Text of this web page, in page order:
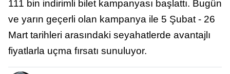
111 bin indirimli bilet kampanyası başlattı. Bugün
ve yarın geçerli olan kampanya ile 5 Şubat - 26
Mart tarihleri arasındaki seyahatlerde avantajlı
fiyatlarla uçma fırsatı sunuluyor.